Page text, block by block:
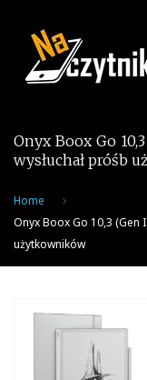
content
Onyx Boox Go
wysłuchał próśb
Home
Onyx Boox Go 10,3 (Gen
użytkowników